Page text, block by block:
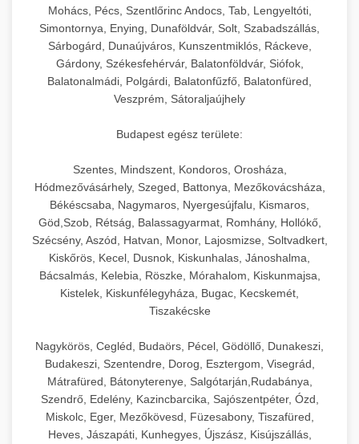
kereskedelmi sajtreszelő
professzionális vendéglátóipari kellékek.
Minden, ami szükséges éttermi és catering
műveletekhez.
chef-iparikonyhagepek.hu
Mohács, Pécs, Szentlőrinc Andocs, Tab, Lengyeltóti,
Simontornya, Enying, Dunaföldvár, Solt, Szabadszállás,
Sárbogárd, Dunaújváros, Kunszentmiklós, Ráckeve,
Gárdony, Székesfehérvár, Balatonföldvár, Siófok,
Balatonalmádi, Polgárdi, Balatonfűzfő, Balatonfüred,
Veszprém, Sátoraljaújhely
Budapest egész területe:
Szentes, Mindszent, Kondoros, Orosháza,
Hódmezővásárhely, Szeged, Battonya, Mezőkovácsháza,
Békéscsaba, Nagymaros, Nyergesújfalu, Kismaros,
Göd,Szob, Rétság, Balassagyarmat, Romhány, Hollókő,
Szécsény, Aszód, Hatvan, Monor, Lajosmizse, Soltvadkert,
Kiskőrös, Kecel, Dusnok, Kiskunhalas, Jánoshalma,
Bácsalmás, Kelebia, Röszke, Mórahalom, Kiskunmajsa,
Kistelek, Kiskunfélegyháza, Bugac, Kecskemét,
Tiszakécske
Nagykörös, Cegléd, Budaörs, Pécel, Gödöllő, Dunakeszi,
Budakeszi, Szentendre, Dorog, Esztergom, Visegrád,
Mátrafüred, Bátonyterenye, Salgótarján,Rudabánya,
Szendrő, Edelény, Kazincbarcika, Sajószentpéter, Ózd,
Miskolc, Eger, Mezőkövesd, Füzesabony, Tiszafüred,
Heves, Jászapáti, Kunhegyes, Újszász, Kisújszállás,